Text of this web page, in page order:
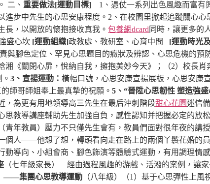
二、 重要做法[運動目標] 1、憑仗一系列出色風趣而富有
進步中先生的心思安康程度。 2、在校園里掀起追蹤關心
長，以開放的懷抱接收真我。 包養網dcard 同時，讓更多的
盛心坎 [運動組織]政教處、教研室、心育中間 [運動時光
與腳色定位、罕見心思題目的癥狀及辨認、心思危機的預
湘《關閉心扉，悅納自我，擁抱美妙今天》；（2）校長
3、宣揚運動： 橫幅口號，心思安康宣揚展板，心思安康
師哥師姐奉上最真摯的祝願。 5、“晉陞心思韌性 塑造強
，為更有用地領導高三先生在最后沖刺階段甜心花園迷信
思教導講座輔助先生加強自負，感性認知并把握必定的放
（青年教員） 壓力不只僅先生會有，教員們面對很年夜的講
個人——他想了想，轉頭看向走在路上的兩個丫鬟花婚的
導向、小組會商、腳色飾演等體驗式運動，有用調理情
（七年級家長）
經由過程風趣的游戲、活潑的案例，讓
——集團心思教導運動 （八年級） （1）基于心思彈性上風